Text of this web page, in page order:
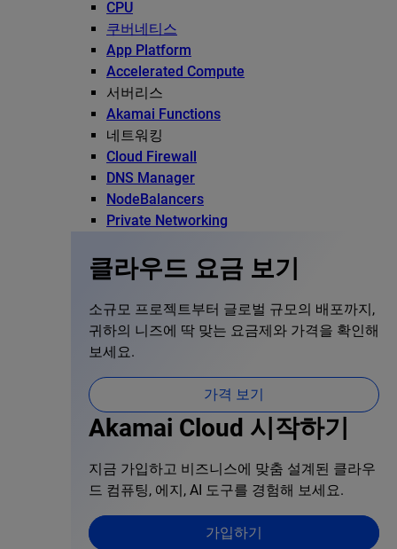
CPU
쿠버네티스
App Platform
Accelerated Compute
서버리스
Akamai Functions
네트워킹
Cloud Firewall
DNS Manager
NodeBalancers
Private Networking
클라우드 요금 보기
소규모 프로젝트부터 글로벌 규모의 배포까지,
귀하의 니즈에 딱 맞는 요금제와 가격을 확인해
보세요.
가격 보기
Akamai Cloud 시작하기
지금 가입하고 비즈니스에 맞춤 설계된 클라우
드 컴퓨팅, 에지, AI 도구를 경험해 보세요.
가입하기